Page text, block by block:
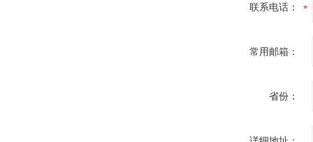
联系电话：
常用邮箱：
省份：